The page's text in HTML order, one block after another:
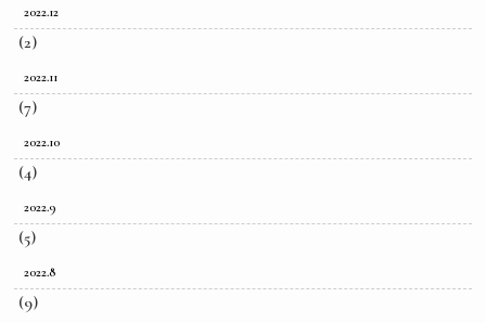
2022.12
(2)
2022.11
(7)
2022.10
(4)
2022.9
(5)
2022.8
(9)